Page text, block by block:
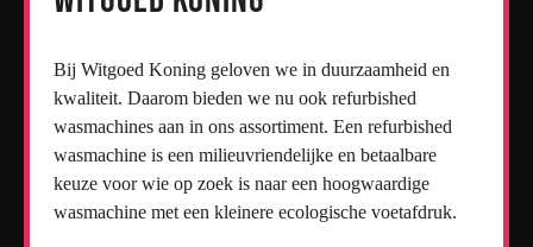
Bij Witgoed Koning geloven we in duurzaamheid en
kwaliteit. Daarom bieden we nu ook refurbished
wasmachines aan in ons assortiment. Een refurbished
wasmachine is een milieuvriendelijke en betaalbare
keuze voor wie op zoek is naar een hoogwaardige
wasmachine met een kleinere ecologische voetafdruk.